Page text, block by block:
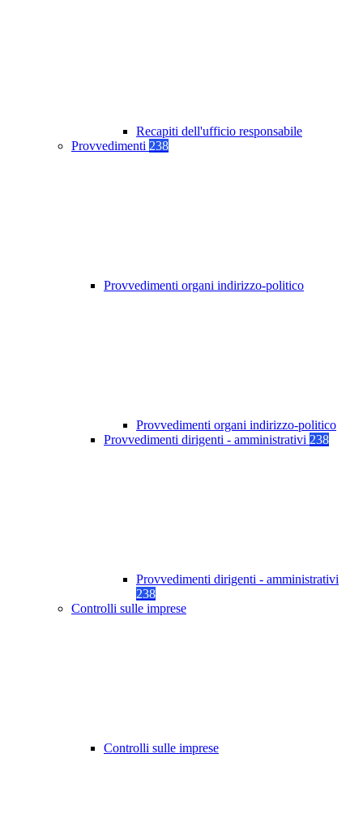
Recapiti dell'ufficio responsabile
Provvedimenti 238
Provvedimenti organi indirizzo-politico
Provvedimenti organi indirizzo-politico
Provvedimenti dirigenti - amministrativi 238
Provvedimenti dirigenti - amministrativi
238
Controlli sulle imprese
Controlli sulle imprese